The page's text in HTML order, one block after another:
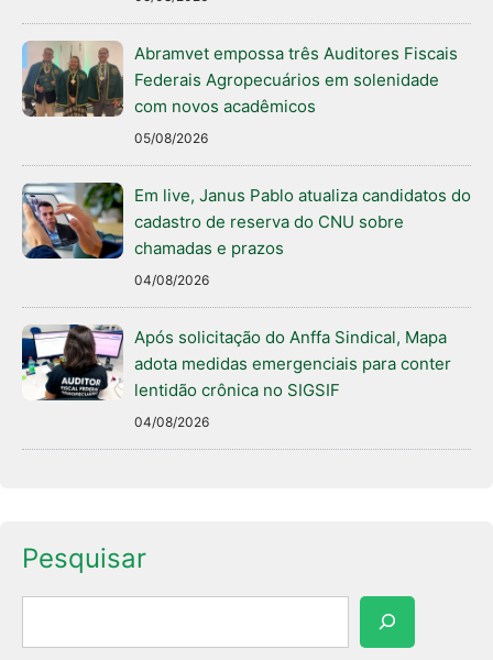
Abramvet empossa três Auditores Fiscais
Federais Agropecuários em solenidade
com novos acadêmicos
05/08/2026
Em live, Janus Pablo atualiza candidatos do
cadastro de reserva do CNU sobre
chamadas e prazos
04/08/2026
Após solicitação do Anffa Sindical, Mapa
adota medidas emergenciais para conter
lentidão crônica no SIGSIF
04/08/2026
Pesquisar